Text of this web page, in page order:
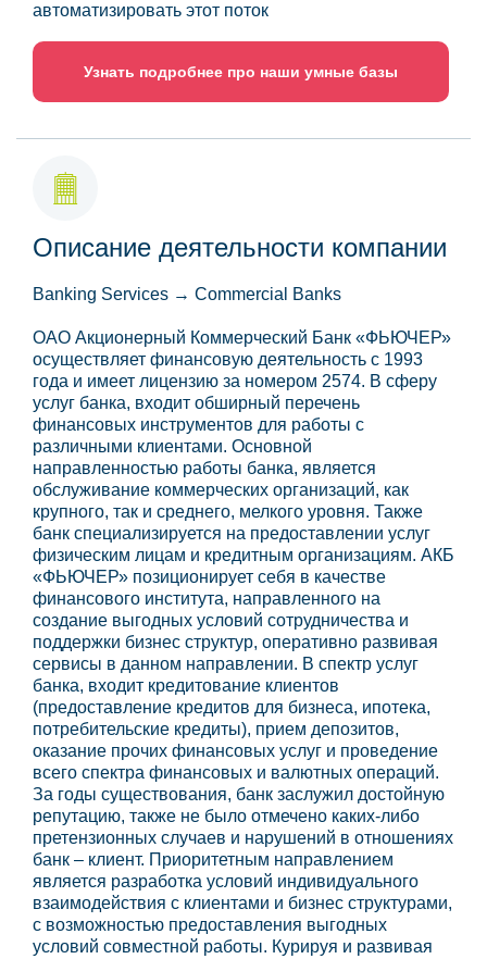
автоматизировать этот поток
Узнать подробнее про наши умные базы
Описание деятельности компании
Banking Services → Commercial Banks
ОАО Акционерный Коммерческий Банк «ФЬЮЧЕР»
осуществляет финансовую деятельность с 1993
года и имеет лицензию за номером 2574. В сферу
услуг банка, входит обширный перечень
финансовых инструментов для работы с
различными клиентами. Основной
направленностью работы банка, является
обслуживание коммерческих организаций, как
крупного, так и среднего, мелкого уровня. Также
банк специализируется на предоставлении услуг
физическим лицам и кредитным организациям. АКБ
«ФЬЮЧЕР» позиционирует себя в качестве
финансового института, направленного на
создание выгодных условий сотрудничества и
поддержки бизнес структур, оперативно развивая
сервисы в данном направлении. В спектр услуг
банка, входит кредитование клиентов
(предоставление кредитов для бизнеса, ипотека,
потребительские кредиты), прием депозитов,
оказание прочих финансовых услуг и проведение
всего спектра финансовых и валютных операций.
За годы существования, банк заслужил достойную
репутацию, также не было отмечено каких-либо
претензионных случаев и нарушений в отношениях
банк – клиент. Приоритетным направлением
является разработка условий индивидуального
взаимодействия с клиентами и бизнес структурами,
с возможностью предоставления выгодных
условий совместной работы. Курируя и развивая